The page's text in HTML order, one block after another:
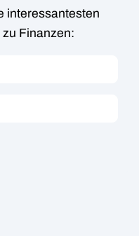
interessantesten
Finanzen: